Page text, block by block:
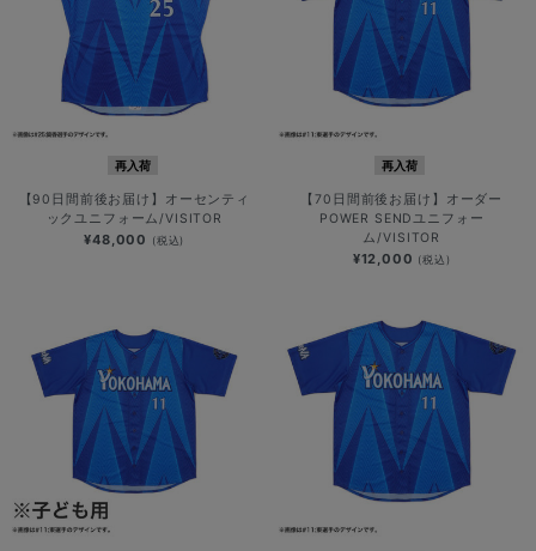
再入荷
【90日間前後お届け】オーセンティ
ックユニフォーム/VISITOR
¥48,000 (税込)
再入荷
【70日間前後お届け】オーダー
POWER SENDユニフォー
ム/VISITOR
¥12,000 (税込)